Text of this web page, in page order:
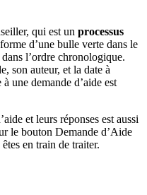
, qui est un processus
forme d’une bulle verte dans le
dans l’ordre chronologique.
, son auteur, et la date à
à une demande d’aide est
’aide et leurs réponses est aussi
le bouton Demande d’Aide
êtes en train de traiter.